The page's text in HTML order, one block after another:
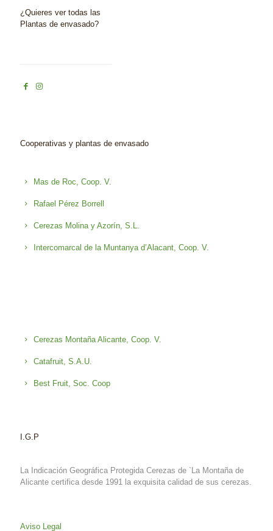
¿Quieres ver todas las
Plantas de envasado?
Cooperativas y plantas de envasado
Mas de Roc, Coop. V.
Rafael Pérez Borrell
Cerezas Molina y Azorín, S.L.
Intercomarcal de la Muntanya d’Alacant, Coop. V.
Cerezas Montaña Alicante, Coop. V.
Catafruit, S.A.U.
Best Fruit, Soc. Coop
I.G.P
La Indicación Geográfica Protegida Cerezas de `La Montaña de
Alicante certifica desde 1991 la exquisita calidad de sus cerezas.
Aviso Legal